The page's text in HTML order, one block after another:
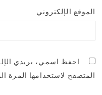
الموقع الإلكتروني
احفظ اسمي، بريدي
المتصفح لاستخدامها المرة